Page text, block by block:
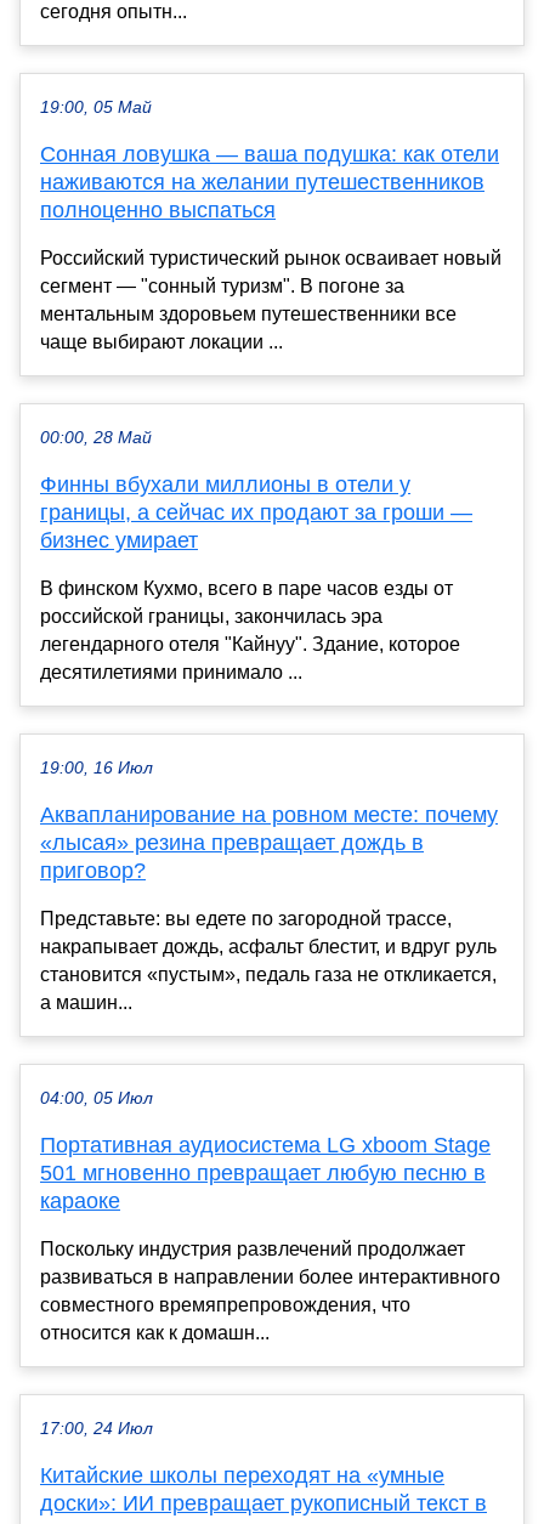
сегодня опытн...
19:00, 05 Май
Сонная ловушка — ваша подушка: как отели
наживаются на желании путешественников
полноценно выспаться
Российский туристический рынок осваивает новый
сегмент — "сонный туризм". В погоне за
ментальным здоровьем путешественники все
чаще выбирают локации ...
00:00, 28 Май
Финны вбухали миллионы в отели у
границы, а сейчас их продают за гроши —
бизнес умирает
В финском Кухмо, всего в паре часов езды от
российской границы, закончилась эра
легендарного отеля "Кайнуу". Здание, которое
десятилетиями принимало ...
19:00, 16 Июл
Аквапланирование на ровном месте: почему
«лысая» резина превращает дождь в
приговор?
Представьте: вы едете по загородной трассе,
накрапывает дождь, асфальт блестит, и вдруг руль
становится «пустым», педаль газа не откликается,
а машин...
04:00, 05 Июл
Портативная аудиосистема LG xboom Stage
501 мгновенно превращает любую песню в
караоке
Поскольку индустрия развлечений продолжает
развиваться в направлении более интерактивного
совместного времяпрепровождения, что
относится как к домашн...
17:00, 24 Июл
Китайские школы переходят на «умные
доски»: ИИ превращает рукописный текст в